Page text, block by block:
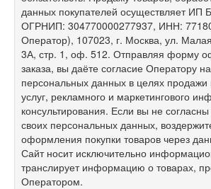
данных покупателей осуществляет ИП
ОГРНИП: 304770000277937, ИНН:
Оператор), 107023, г. Москва, ул.
3А, стр. 1, оф. 512. Отправляя форму
заказа, вы даёте согласие Оператору
персональных данных в целях продажи
услуг, рекламного и маркетингового
консультирования. Если вы не
своих персональных данных,
оформления покупки товаров через
Сайт носит исключительно
транслирует информацию о товарах,
Оператором.